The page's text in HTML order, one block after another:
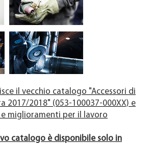
il vecchio catalogo "Accessori di
2017/2018" (053-100037-000XX) e
miglioramenti per il lavoro
catalogo è disponibile solo in